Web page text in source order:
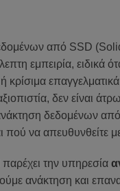
από SSD
εμπειρία, ειδικά
κρίσιμα
δεν είναι
δεδομένων
πού να απευθυνθείτε
την υπηρεσία
ανάκτηση και